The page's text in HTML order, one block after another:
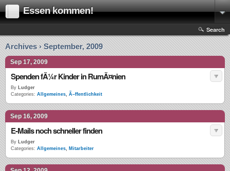
Essen kommen!
Search
Archives › September, 2009
Sep 17, 2009
Spenden fÃ¼r Kinder in RumÃ¤nien
By Ludger
Categories: Allgemeines, Ã–ffentlichkeit
Sep 16, 2009
E-Mails noch schneller finden
By Ludger
Categories: Allgemeines, Mitarbeiter